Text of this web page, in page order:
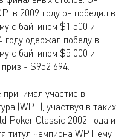
в 2009 году он победил в
с бай-ином $1 500 и
году одержал победу в
с бай-ином $5 000 и
- $952 694.
участие в
(WPT), участвуя в таких
Poker Classic 2002 года и
титул чемпиона WPT ему